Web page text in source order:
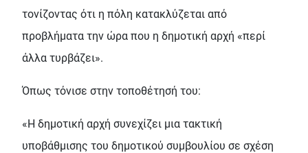
τονίζοντας ότι η πόλη κατακλύζεται από
προβλήματα την ώρα που η δημοτική αρχή «περί
άλλα τυρβάζει».
Όπως τόνισε στην τοποθέτησή του:
«H δημοτική αρχή συνεχίζει μια τακτική
υποβάθμισης του δημοτικού συμβουλίου σε σχέση